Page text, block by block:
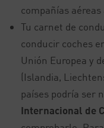
compañías
Tu carnet de
conducir coches
Unión Europea y
(Islandia,
países podría ser
Internacional de